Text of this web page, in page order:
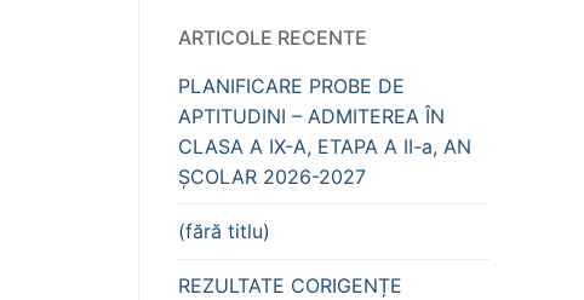
ARTICOLE RECENTE
PLANIFICARE PROBE DE
APTITUDINI – ADMITEREA ÎN
CLASA A IX-A, ETAPA A II-a, AN
ȘCOLAR 2026-2027
(fără titlu)
REZULTATE CORIGENȚE